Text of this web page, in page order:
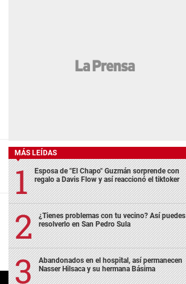
MÁS LEÍDAS
Esposa de "El Chapo" Guzmán sorprende con
regalo a Davis Flow y así reaccionó el tiktoker
¿Tienes problemas con tu vecino? Así puedes
resolverlo en San Pedro Sula
Abandonados en el hospital, así permanecen
Nasser Hilsaca y su hermana Básima